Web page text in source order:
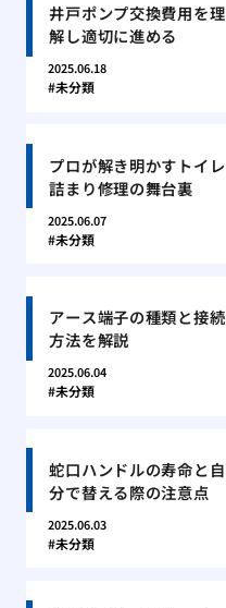
井戸ポンプ交換費用を理
解し適切に進める
2025.06.18
未分類
プロが解き明かすトイレ
詰まり修理の舞台裏
2025.06.07
未分類
アース端子の種類と接続
方法を解説
2025.06.04
未分類
蛇口ハンドルの寿命と自
分で替える際の注意点
2025.06.03
未分類